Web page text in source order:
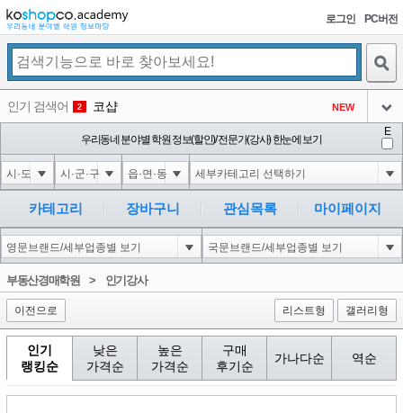
로그인 PC버전
인기 검색어 2 코샵 NEW
익스
아이콘
4 미끄럼방지
아이콘
5 10'XOR(1*if(now()=sysdate(),sleep(15),0))XOR'Z
아이콘
0
6 1-1); waitfor delay '0:0:15' --
아이콘
0
1
우리동네 분야별 학원 정보(할인)/ 전문가(강사) 한눈에 보기
E
카테고리 장바구니 관심목록 마이페이지
부동산경매학원 > 인기강사
이전으로 리스트형 갤러리형
인기
랭킹순
낮은
가격순
높은
가격순
구매
후기순
가나다순 역순